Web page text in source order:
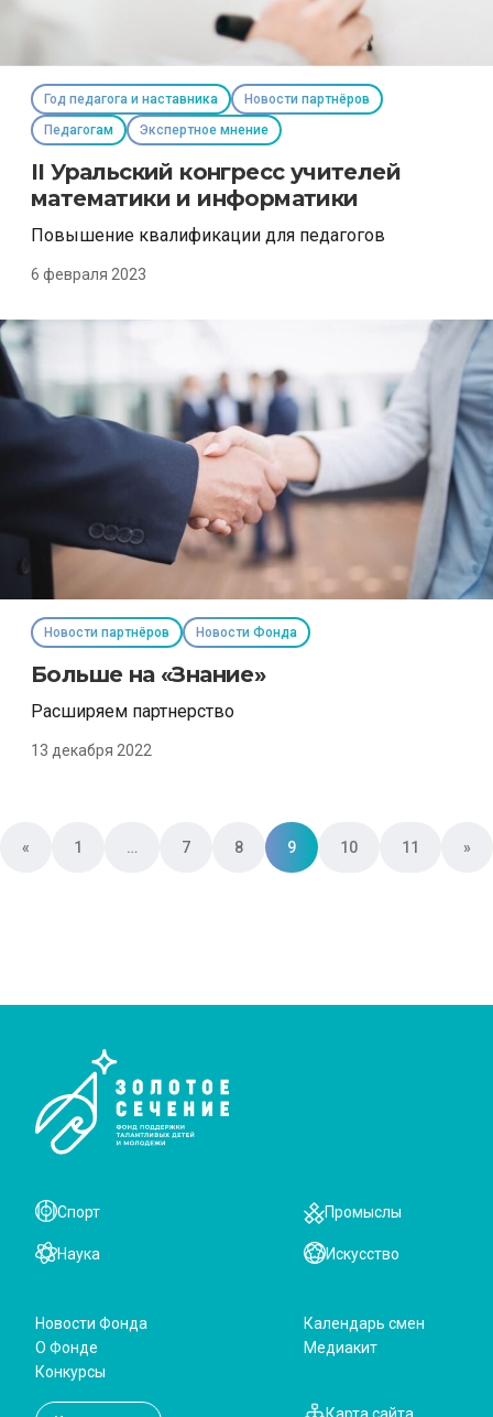
Год педагога и наставника
Новости партнёров
Педагогам
Экспертное мнение
II Уральский конгресс учителей
математики и информатики
Повышение квалификации для педагогов
6 февраля 2023
Новости партнёров Новости Фонда
Больше на «Знание»
Расширяем партнерство
13 декабря 2022
Posts navigation
« 1 … 7 8 9 10 11 »
Наука
Спорт
Искусство
Промыслы
Новости Фонда
О Фонде
Конкурсы
Календарь смен
Медиакит